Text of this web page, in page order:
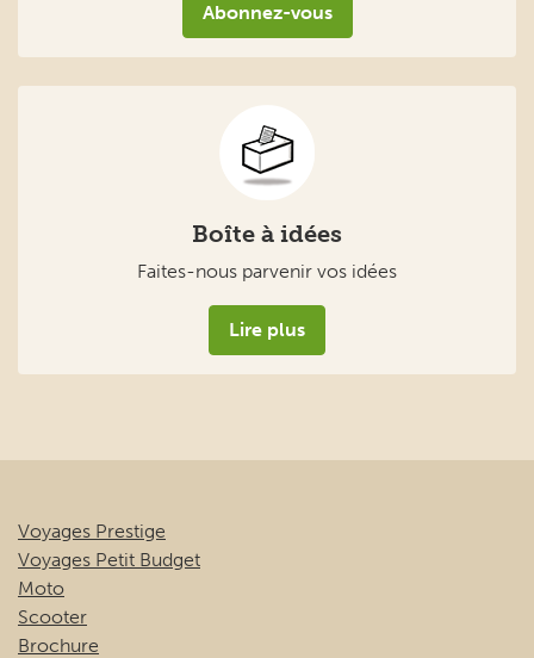
Abonnez-vous
Boîte à idées
Faites-nous parvenir vos idées
Lire plus
Voyages Prestige
Voyages Petit Budget
Moto
Scooter
Brochure